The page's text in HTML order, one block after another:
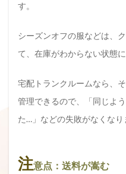
す。
シーズンオフの服などは、
て、在庫がわからない状態
宅配トランクルームなら、
管理できるので、「同じよ
た…」などの失敗がなくなり
注意点：送料が嵩む